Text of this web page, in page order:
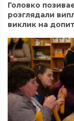
Головко
розглядали
виклик на